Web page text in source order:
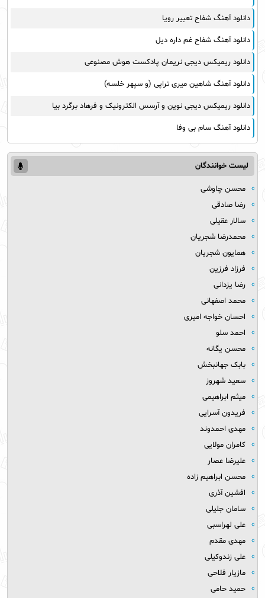
دانلود آهنگ شفاح تعبیر رویا
دانلود آهنگ شفاح غم داره دیل
دانلود ریمیکس دیجی نریمان پادکست هوش مصنوعی
دانلود آهنگ شاهین میری تراپی (و سپهر خلسه)
دانلود ریمیکس دیجی نوین و آرسس الکترونیک و فرهاد برگرد بیا
دانلود آهنگ سام بی وفا
لیست خوانندگان
محسن چاوشی
رضا صادقی
سالار عقیلی
محمدرضا شجریان
همایون شجریان
فرزاد فرزین
رضا یزدانی
محمد اصفهانی
احسان خواجه امیری
احمد سلو
محسن یگانه
بابک جهانبخش
سعید شهروز
میثم ابراهیمی
فریدون آسرایی
مهدی احمدوند
کامران مولایی
علیرضا عصار
محسن ابراهیم زاده
افشین آذری
سامان جلیلی
علی لهراسبی
مهدی مقدم
علی زندوکیلی
مازیار فلاحی
حمید حامی